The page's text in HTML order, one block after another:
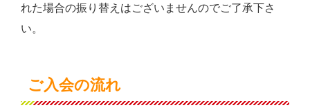
れた場合の振り替えはございませんのでご了承下さ
い。
ご入会の流れ